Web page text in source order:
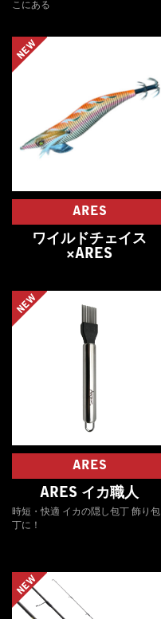
こにある
NEW
ARES
ワイルドチェイス
×ARES
NEW
ARES
ARES イカ職人
時短・快適 イカの隠し包丁 飾り包
丁に！
NEW